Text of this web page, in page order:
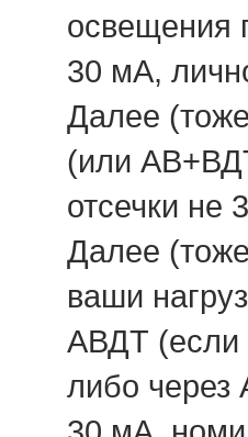
освещения
30 мА,
Далее
(или
отсечки не
Далее
ваши
АВДТ (если
либо через